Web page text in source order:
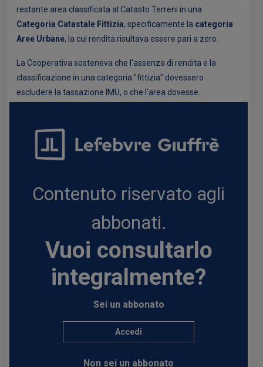
restante area classificata al Catasto Terreni in una
Categoria Catastale Fittizia, specificamente la categoria
Aree Urbane, la cui rendita risultava essere pari a zero.
La Cooperativa sosteneva che l'assenza di rendita e la
classificazione in una categoria "fittizia" dovessero
escludere la tassazione IMU, o che l'area dovesse...
Contenuto riservato agli
abbonati.
Vuoi consultarlo
integralmente?
Sei un abbonato
Accedi
Non sei un abbonato